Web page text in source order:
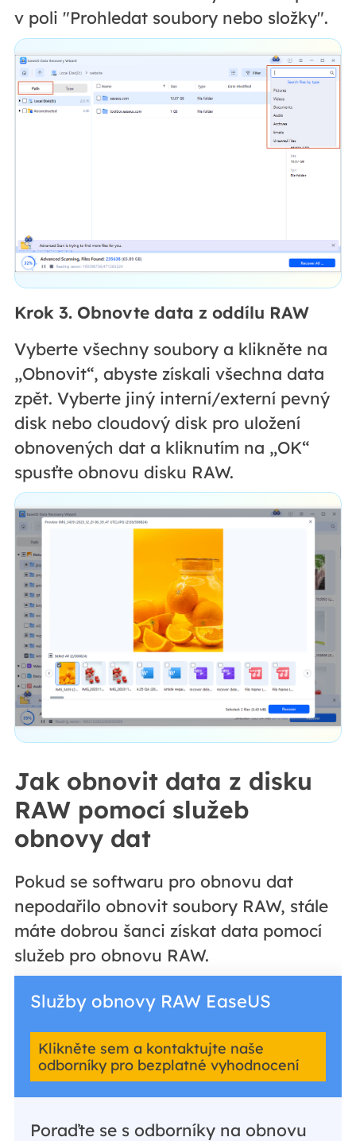
v poli "Prohledat soubory nebo složky".
Krok 3. Obnovte data z oddílu RAW
Vyberte všechny soubory a klikněte na
„Obnovit“, abyste získali všechna data
zpět. Vyberte jiný interní/externí pevný
disk nebo cloudový disk pro uložení
obnovených dat a kliknutím na „OK“
spusťte obnovu disku RAW.
Jak obnovit data z disku
RAW pomocí služeb
obnovy dat
Pokud se softwaru pro obnovu dat
nepodařilo obnovit soubory RAW, stále
máte dobrou šanci získat data pomocí
služeb pro obnovu RAW.
Služby obnovy RAW EaseUS
Klikněte sem a kontaktujte naše
odborníky pro bezplatné vyhodnocení
Poraďte se s odborníky na obnovu